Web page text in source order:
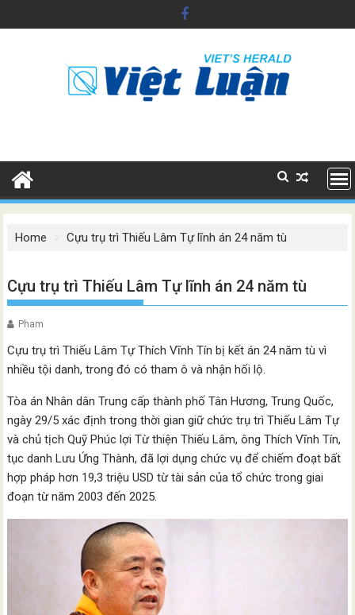
to
Home Cựu trụ trì Thiếu Lâm Tự lĩnh án 24 năm tù
Cựu trụ trì Thiếu Lâm Tự lĩnh án 24 năm tù
Pham
Cựu trụ trì Thiếu Lâm Tự Thích Vĩnh Tín bị kết án 24 năm tù vì
nhiều tội danh, trong đó có tham ô và nhận hối lộ.
Tòa án Nhân dân Trung cấp thành phố Tân Hương, Trung Quốc,
ngày 29/5 xác định trong thời gian giữ chức trụ trì Thiếu Lâm Tự
và chủ tịch Quỹ Phúc lợi Từ thiện Thiếu Lâm, ông Thích Vĩnh Tín,
tục danh Lưu Ứng Thành, đã lợi dụng chức vụ để chiếm đoạt bất
hợp pháp hơn 19,3 triệu USD từ tài sản của tổ chức trong giai
đoạn từ năm 2003 đến 2025.